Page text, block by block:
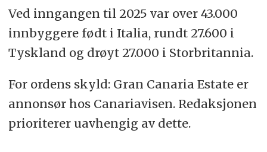
Ved inngangen til 2025 var over 43.000
innbyggere født i Italia, rundt 27.600 i
Tyskland og drøyt 27.000 i Storbritannia.
For ordens skyld: Gran Canaria Estate er
annonsør hos Canariavisen. Redaksjonen
prioriterer uavhengig av dette.